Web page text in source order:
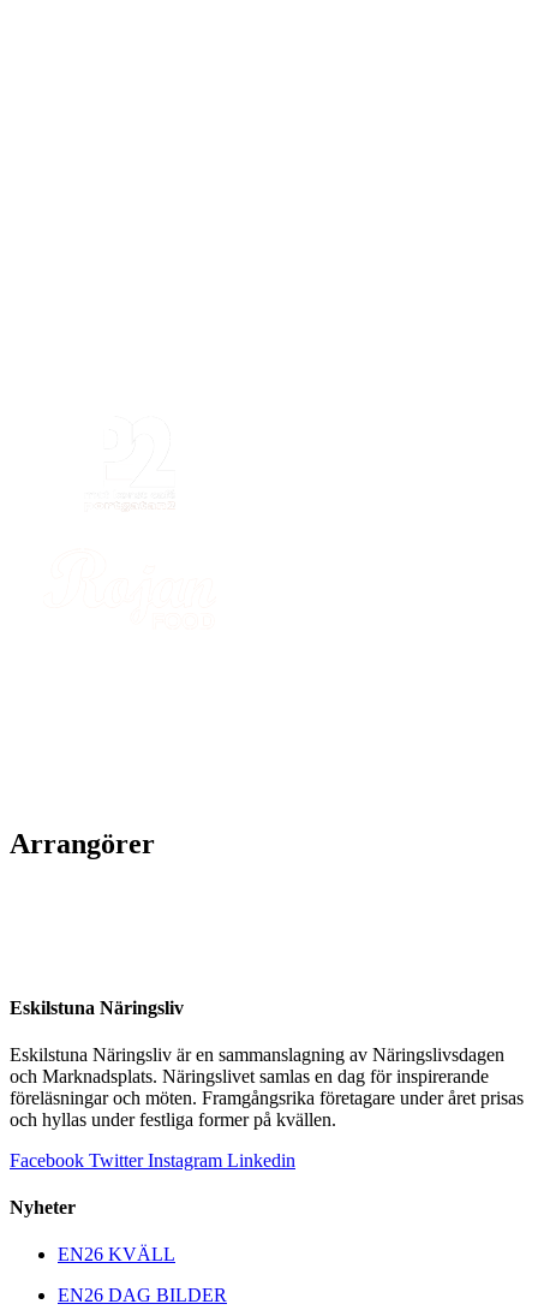
Arrangörer
Eskilstuna Näringsliv
Eskilstuna Näringsliv är en sammanslagning av Näringslivsdagen
och Marknadsplats. Näringslivet samlas en dag för inspirerande
föreläsningar och möten. Framgångsrika företagare under året prisas
och hyllas under festliga former på kvällen.
Facebook Twitter Instagram Linkedin
Nyheter
EN26 KVÄLL
EN26 DAG BILDER